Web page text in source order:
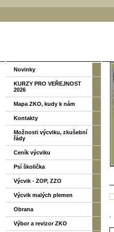
Novinky
KURZY PRO VEŘEJNOST
2026
Mapa ZKO, kudy k nám
Kontakty
Možnosti výcviku, zkušební
řády
Ceník výcviku
Psí školička
Výcvik - ZOP, ZZO
Výcvik malých plemen
Obrana
Výbor a revizor ZKO